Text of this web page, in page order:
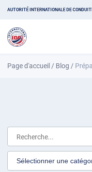
AUTORITÉ INTERNATIONALE DE
Page d'accueil / Blog /